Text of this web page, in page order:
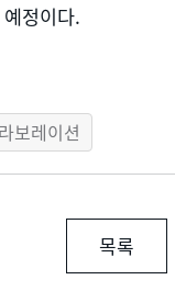
정이다.
보레이션
목록